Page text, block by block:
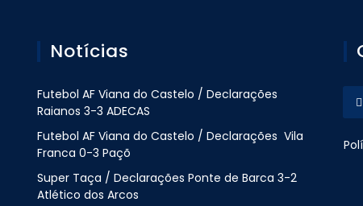
Notícias
Futebol AF Viana do Castelo / Declarações
Raianos 3-3 ADECAS
Futebol AF Viana do Castelo / Declarações Vila
Franca 0-3 Paçõ
Super Taça / Declarações Ponte de Barca 3-2
Atlético dos Arcos